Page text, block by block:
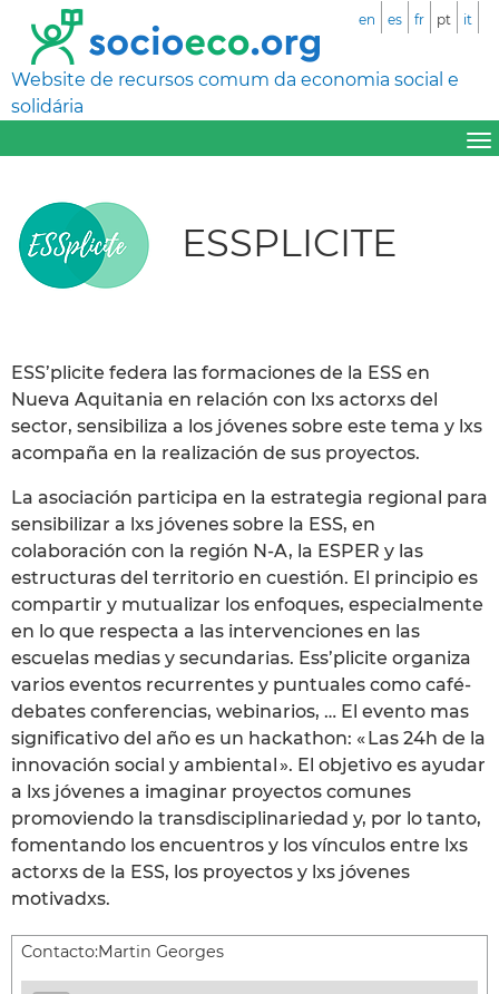
Website de recursos comum da economia social e
solidária
en es fr pt it
ESSPLICITE
ESS’plicite federa las formaciones de la ESS en
Nueva Aquitania en relación con lxs actorxs del
sector, sensibiliza a los jóvenes sobre este tema y lxs
acompaña en la realización de sus proyectos.
La asociación participa en la estrategia regional para
sensibilizar a lxs jóvenes sobre la ESS, en
colaboración con la región N-A, la ESPER y las
estructuras del territorio en cuestión. El principio es
compartir y mutualizar los enfoques, especialmente
en lo que respecta a las intervenciones en las
escuelas medias y secundarias. Ess’plicite organiza
varios eventos recurrentes y puntuales como café-
debates conferencias, webinarios, … El evento mas
significativo del año es un hackathon: « Las 24h de la
innovación social y ambiental ». El objetivo es ayudar
a lxs jóvenes a imaginar proyectos comunes
promoviendo la transdisciplinariedad y, por lo tanto,
fomentando los encuentros y los vínculos entre lxs
actorxs de la ESS, los proyectos y lxs jóvenes
motivadxs.
Contacto:Martin Georges